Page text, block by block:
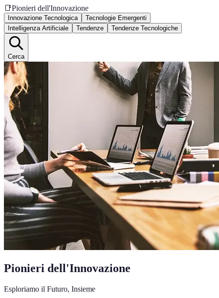
📑Pionieri dell'Innovazione
Innovazione Tecnologica
Tecnologie Emergenti
Intelligenza Artificiale
Tendenze Tendenze Tecnologiche
Cerca
Pionieri dell'Innovazione
Esploriamo il Futuro, Insieme